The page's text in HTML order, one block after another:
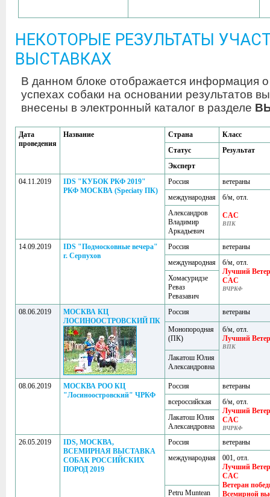
НЕКОТОРЫЕ РЕЗУЛЬТАТЫ
ВЫСТАВКАХ
В данном блоке отображается информация
успехах собаки на основании результатов
внесены в электронный каталог в разделе
Дата
проведения
Название Страна
Класс
Статус
Результат
Эксперт
04.11.2019
IDS "КУБОК РКФ 2019"
РКФ МОСКВА (Speciaty ПК)
Россия
ветераны
международная
б/м, отл.
CAC
ВПК
Александров
Владимир
Аркадьевич
14.09.2019
IDS "Подмосковные вечера"
г. Серпухов
Россия
ветераны
международная
б/м, отл.
Лучший
CAC
ВЧРКФ
Хомасуридзе
Реваз
Ревазавич
08.06.2019
МОСКВА КЦ
ЛОСИНООСТРОВСКИЙ ПК
Россия ветераны
Монопородная
(ПК)
б/м, отл.
Лучший
ВПК
Лакатош Юлия
Александровна
08.06.2019
МОСКВА РОО КЦ
"Лосиноостровский" ЧРКФ
Россия
ветераны
всероссийская
б/м, отл.
Лучший
CAC
ВЧРКФ
Лакатош Юлия
Александровна
26.05.2019
IDS, МОСКВА,
ВСЕМИРНАЯ ВЫСТАВКА
СОБАК РОССИЙСКИХ
ПОРОД 2019
Россия
ветераны
международная
001, отл.
Лучший
CAC
Ветеран
Всемирной
Petru Muntean